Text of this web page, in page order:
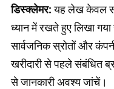
डिस्क्लेमर:यह लेख केवल
ध्यान में रखते हुए लिखा
सार्वजनिक स्रोतों और
खरीदारी से पहले संबंधित
से जानकारी अवश्य जांचें।